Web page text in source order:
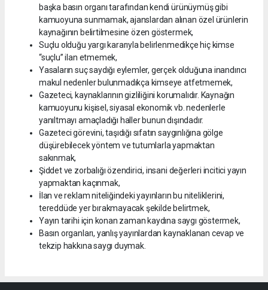
başka basın organı tarafından kendi ürünüymüş gibi
kamuoyuna sunmamak, ajanslardan alınan özel ürünlerin
kaynağının belirtilmesine özen göstermek,
Suçlu olduğu yargı kararıyla belirlenmedikçe hiç kimse
“suçlu” ilan etmemek,
Yasaların suç saydığı eylemler, gerçek olduğuna inandırıcı
makul nedenler bulunmadıkça kimseye atfetmemek,
Gazeteci, kaynaklarının gizliliğini korumalıdır. Kaynağın
kamuoyunu kişisel, siyasal ekonomik vb. nedenlerle
yanıltmayı amaçladığı haller bunun dışındadır.
Gazeteci görevini, taşıdığı sıfatın saygınlığına gölge
düşürebilecek yöntem ve tutumlarla yapmaktan
sakınmak,
Şiddet ve zorbalığı özendirici, insani değerleri incitici yayın
yapmaktan kaçınmak,
İlan ve reklam niteliğindeki yayınların bu niteliklerini,
tereddüde yer bırakmayacak şekilde belirtmek,
Yayın tarihi için konan zaman kaydına saygı göstermek,
Basın organları, yanlış yayınlardan kaynaklanan cevap ve
tekzip hakkına saygı duymak.